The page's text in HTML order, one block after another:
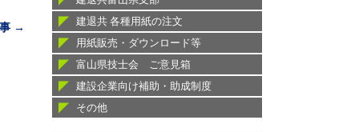
→
建退共 各種用紙の注文
用紙販売・ダウンロード等
富山県技士会 ご意見箱
建設企業向け補助・助成制度
その他